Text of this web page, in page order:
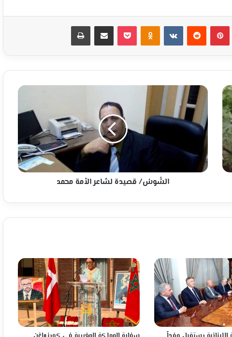
بينتيريست Odnoklassniki
‫Pocket مشاركة عبر البريد طباعة
السُّوسُ/
قصيدة
لشاعر
الأمة
محمد
السُّوسُ/ قصيدة لشاعر الأمة محمد